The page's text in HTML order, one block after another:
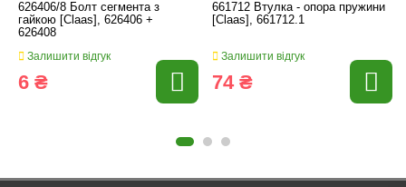
626406/8 Болт сегмента з
гайкою [Claas], 626406 +
626408
Залишити відгук
6 ₴
661712 Втулка - опора пружини
[Claas], 661712.1
Залишити відгук
74 ₴